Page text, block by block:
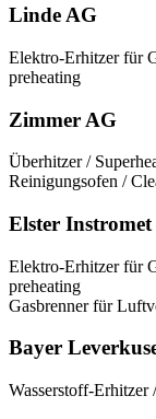
Linde AG
Elektro-Erhitzer für
preheating
Zimmer AG
Überhitzer /
Reinigungsofen /
Elster
Elektro-Erhitzer für
preheating
Gasbrenner für
Bayer
Wasserstoff-Erhitzer